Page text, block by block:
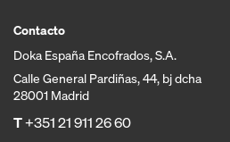
Contacto
Doka España Encofrados, S.A.
Calle General Pardiñas, 44, bj dcha
28001 Madrid
T+351 21 911 26 60